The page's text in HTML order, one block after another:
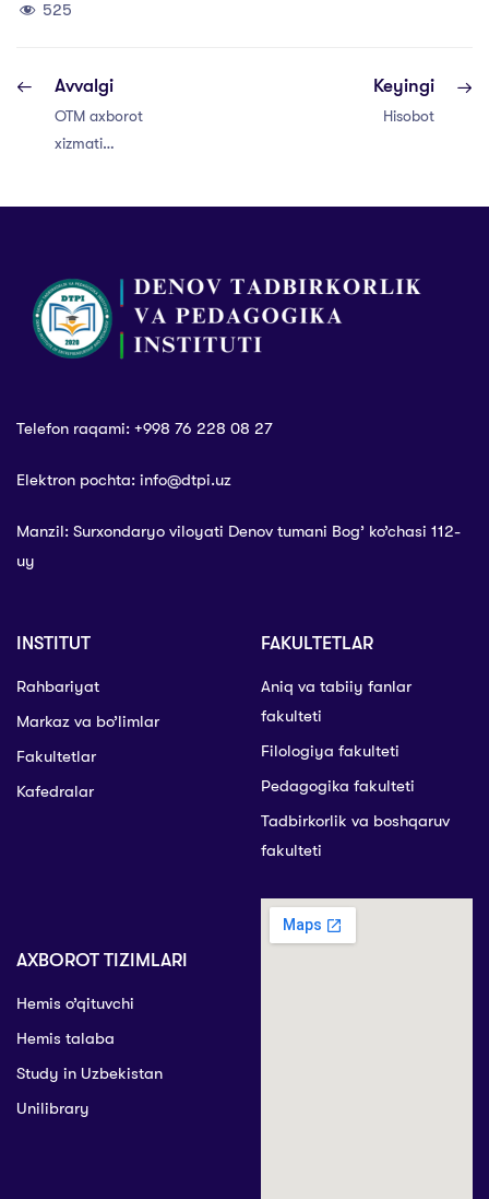
525
Avvalgi
OTM axborot
xizmati
Keyingi
Hisobot
Telefon raqami: +998 76 228 08 27
Elektron pochta: info@dtpi.uz
Manzil: Surxondaryo viloyati Denov tumani Bog’ ko’chasi 112-
uy
INSTITUT
Rahbariyat
Markaz va bo’limlar
Fakultetlar
Kafedralar
FAKULTETLAR
Aniq va tabiiy fanlar
fakulteti
Filologiya fakulteti
Pedagogika fakulteti
Tadbirkorlik va boshqaruv
fakulteti
AXBOROT TIZIMLARI
Hemis o’qituvchi
Hemis talaba
Study in Uzbekistan
Unilibrary